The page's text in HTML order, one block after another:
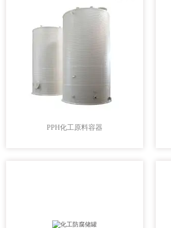
PPH化工原料容器